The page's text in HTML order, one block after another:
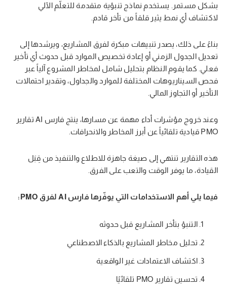
بشكل مستمر. يستخدم نماذج تنبؤية متقدمة للتعلّم الآلي
لاكتشاف أي نمط يثير قلقاً من تأخر قادم.
بناءً على ذلك، يصدر تنبيهات مبكرة لفرق المشاريع، ويرشدها إلى
تعديل الجدول الزمني أو إعادة تخصيص الموارد قبل حدوث أي تأخير
فعلي. كما يقوم النظام بتحليل شامل لمخاطر المشروع آلياً عبر
فحص السيناريوهات المختلفة للموارد والجداول، وتقدير احتمالات
التأخير أو التجاوز المالي.
وعند خروج مؤشرات أداء مهمة عن مسارها، ينتج فارس AI تقارير
PMO قيادية تلقائياً عن أبرز المخاطر والانحرافات.
هذه التقارير تنتهي إلى صيغة جاهزة للاطلاع والتنفيذ من قِبَل
القيادة، ما يوفر الوقت والتعب على الفرق.
فيما يلي أهم الاستخدامات التي يوفّرها فارس AI لفرق PMO:
التنبؤ بتأخر المشاريع قبل حدوثه
تحليل مخاطر المشاريع بالذكاء الاصطناعي
اكتشاف الاعتمادات غير الواقعية
تحسين تقارير PMO تلقائيًا